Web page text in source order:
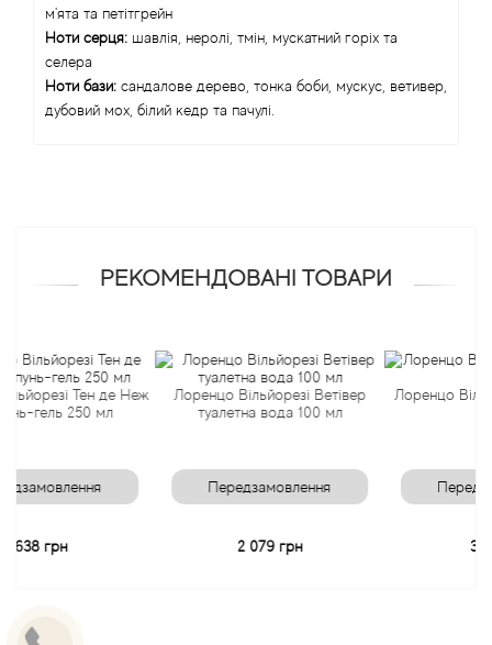
м'ята та петітгрейн
Ноти серця: шавлія, неролі, тмін, мускатний горіх та
селера
Ноти бази: сандалове дерево, тонка боби, мускус, ветивер,
дубовий мох, білий кедр та пачулі.
РЕКОМЕНДОВАНІ ТОВАРИ
Тен де Неж
250 мл
Лоренцо Вільйорезі Ветівер
туалетна вода 100 мл
Передзамовлення
2 079 грн
Лоренцо Вільйорезі
3 131 грн
Amouage
Amouroud
Annayake
Anne Fontaine
Annick Goutal
Antonio Puig